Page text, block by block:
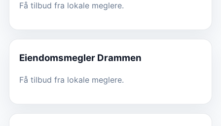
Få tilbud fra lokale meglere.
Eiendomsmegler Drammen
Få tilbud fra lokale meglere.